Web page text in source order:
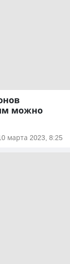
можно
марта 2023, 8:25